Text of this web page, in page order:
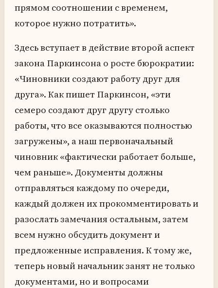
прямом соотношении с временем,
которое нужно потратить».
Здесь вступает в действие второй аспект
закона Паркинсона о росте бюрократии:
«Чиновники создают работу друг для
друга». Как пишет Паркинсон, «эти
семеро создают друг другу столько
работы, что все оказываются полностью
загружены», а наш первоначальный
чиновник «фактически работает больше,
чем раньше». Документы должны
отправляться каждому по очереди,
каждый должен их прокомментировать и
разослать замечания остальным, затем
всем нужно обсудить документ и
предложенные исправления. К тому же,
теперь новый начальник занят не только
документами, но и вопросами